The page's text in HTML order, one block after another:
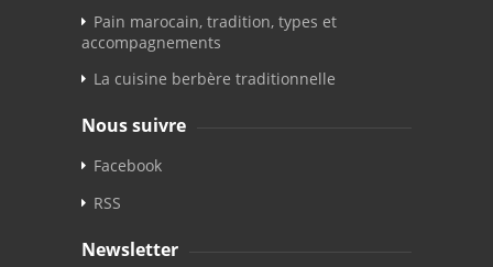
Pain marocain, tradition, types et
accompagnements
La cuisine berbère traditionnelle
Nous suivre
Facebook
RSS
Newsletter